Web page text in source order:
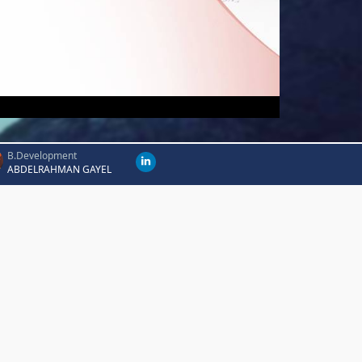
B.Development
ABDELRAHMAN GAYEL